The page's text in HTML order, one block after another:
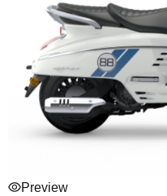
Preview